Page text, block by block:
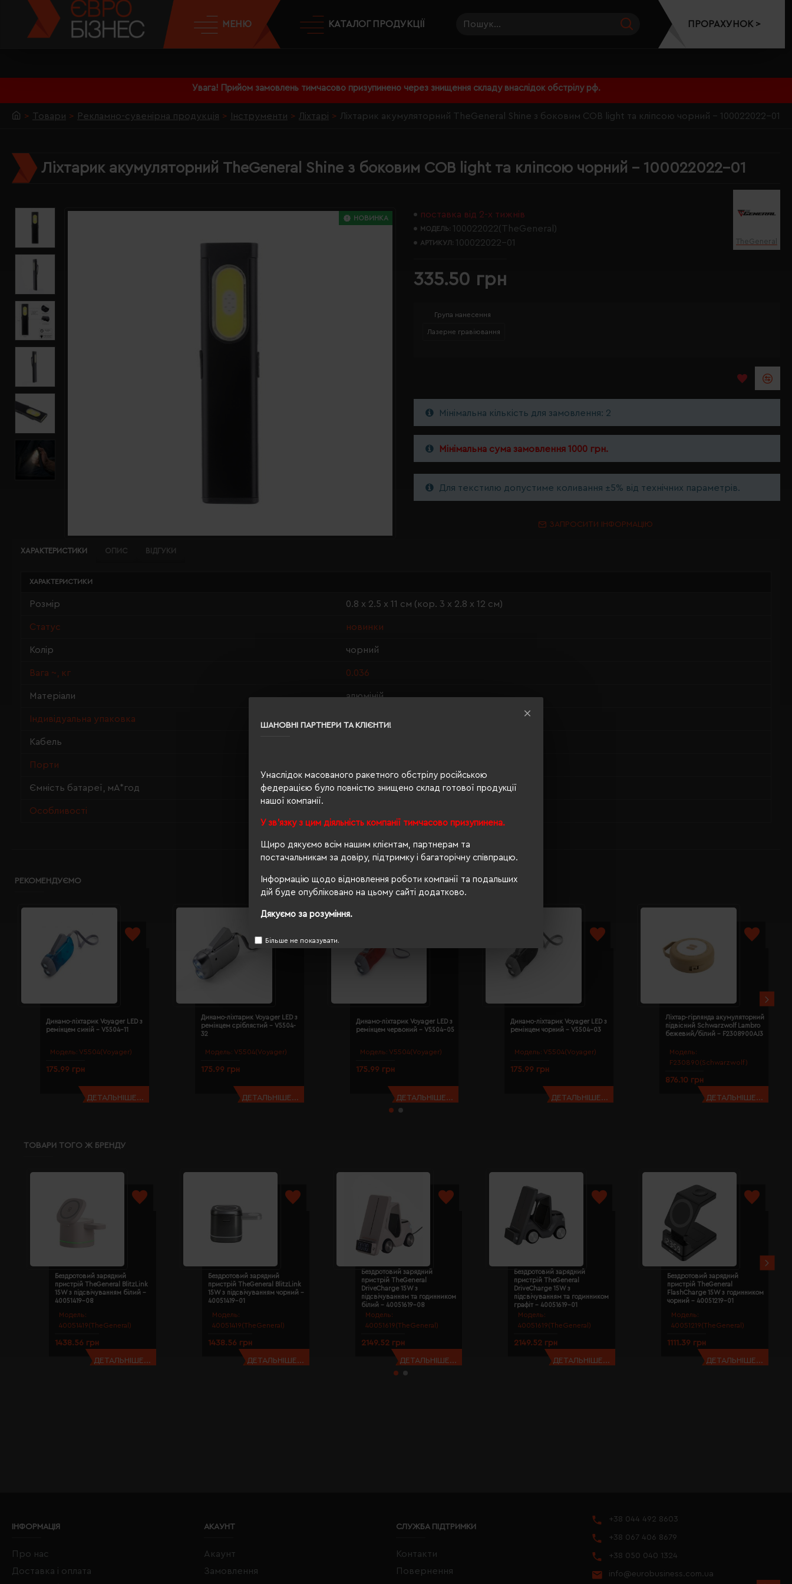
ШАНОВНІ ПАРТНЕРИ ТА КЛІЄНТИ!
Унаслідок масованого ракетного обстрілу російською
федерацією було повністю знищено склад готової продукції
нашої компанії.
У зв'язку з цим діяльність компанії тимчасово призупинена.
Щиро дякуємо всім нашим клієнтам, партнерам та
постачальникам за довіру, підтримку і багаторічну співпрацю.
Інформацію щодо відновлення роботи компанії та подальших
дій буде опубліковано на цьому сайті додатково.
Дякуємо за розуміння.
Більше не показувати.
Увага! Прийом замовлень тимчасово призупинено через знищення складу внаслідок обстрілу рф.
МЕНЮ КАТАЛОГ ПРОДУКЦІЇ ПРОРАХУНОК >
Товари Рекламно-сувенірна продукція Інструменти Ліхтарі Ліхтарик акумуляторний TheGeneral Shine з боковим COB light та кліпсою чорний - 100022022-01
Ліхтарик акумуляторний TheGeneral Shine з боковим COB light та кліпсою чорний - 100022022-01
НОВИНКА поставка від 2-х тижнів
МОДЕЛЬ: 100022022(TheGeneral)
АРТИКУЛ: 100022022-01 TheGeneral
335.50 грн
Група нанесення
Лазерне гравіювання
Мінімальна кількість для замовлення: 2
Мінімальна сума замовлення 1000 грн.
Для текстилю допустиме коливання ±5% від технічних параметрів.
ЗАПРОСИТИ ІНФОРМАЦІЮ
ХАРАКТЕРИСТИКИ ОПИС ВІДГУКИ
ХАРАКТЕРИСТИКИ
Розмір 0.8 х 2.5 х 11 см (кор. 3 х 2.8 х 12 см)
Статус новинки
Колір чорний
Вага ~, кг 0.036
Матеріали алюміній
Індивідуальна упаковка
Кабель
Порти
Ємність батареї, мА*год 450
Особливості
РЕКОМЕНДУЄМО
Модель: V5504(Voyager)
Динамо-ліхтарик Voyager LED з
ремінцем синій - V5504-11
175.99 грн
ДЕТАЛЬНІШЕ...
Модель: V5504(Voyager)
Динамо-ліхтарик Voyager LED з
ремінцем сріблястий - V5504-
32
175.99 грн
ДЕТАЛЬНІШЕ...
Модель: V5504(Voyager)
Динамо-ліхтарик Voyager LED з
ремінцем червоний - V5504-05
175.99 грн
ДЕТАЛЬНІШЕ...
Модель: V5504(Voyager)
Динамо-ліхтарик Voyager LED з
ремінцем чорний - V5504-03
175.99 грн
ДЕТАЛЬНІШЕ...
Модель:
F230890(Schwarzwolf)
Ліхтар-гірлянда акумуляторний
підвісний Schwarzwolf Lambro
бежевий/білий - F2308900AJ3
876.10 грн
ДЕТАЛЬНІШЕ...
ТОВАРИ ТОГО Ж БРЕНДУ
Модель:
40051419(TheGeneral)
Бездротовий зарядний
пристрій TheGeneral BlitzLink
15W з підсвічуванням білий -
40051419-08
1438.56 грн
ДЕТАЛЬНІШЕ...
Модель:
40051419(TheGeneral)
Бездротовий зарядний
пристрій TheGeneral BlitzLink
15W з підсвічуванням чорний -
40051419-01
1438.56 грн
ДЕТАЛЬНІШЕ...
Модель:
40051619(TheGeneral)
Бездротовий зарядний
пристрій TheGeneral
DriveCharge 15W з
підсвічуванням та годинником
білий - 40051619-08
2149.52 грн
ДЕТАЛЬНІШЕ...
Модель:
40051619(TheGeneral)
Бездротовий зарядний
пристрій TheGeneral
DriveCharge 15W з
підсвічуванням та годинником
графіт - 40051619-01
2149.52 грн
ДЕТАЛЬНІШЕ...
Модель:
40051219(TheGeneral)
Бездротовий зарядний
пристрій TheGeneral
FlashCharge 15W з годинником
чорний - 40051219-01
1111.39 грн
ДЕТАЛЬНІШЕ...
ІНФОРМАЦІЯ
Про нас
Доставка і оплата
АКАУНТ
Акаунт
Замовлення
СЛУЖБА ПІДТРИМКИ
Контакти
Повернення
+38 044 492 8603
+38 067 406 8679
+38 050 040 1324
info@eurobusiness.com.ua